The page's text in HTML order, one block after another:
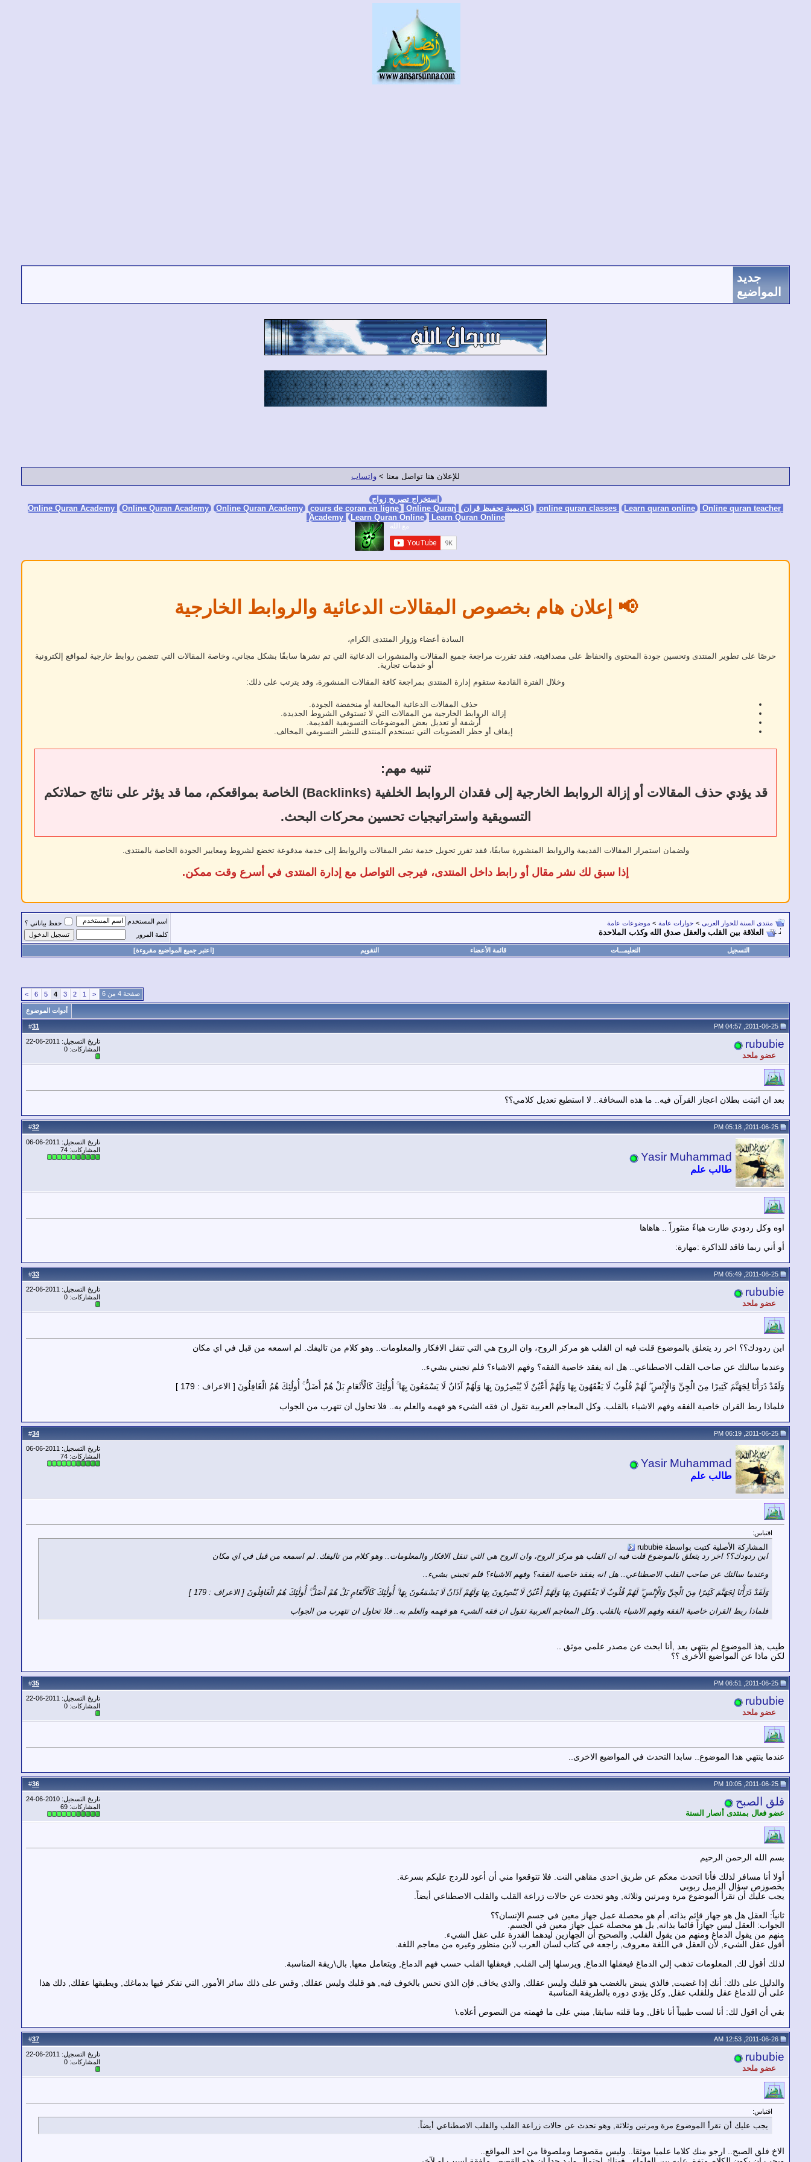
جديد
المواضيع
للإعلان هنا تواصل معنا > واتساب
استخراج تصريح زواج
Learn quran online Online quran teacher اكاديمية تحفيظ قران Online Quran Academy Online Quran Academy cours de coran en ligne Online Quran
Academy Learn Quran Online Learn Quran Online
📢 إعلان هام بخصوص المقالات الدعائية والروابط الخارجية
السادة أعضاء وزوار المنتدى الكرام،
حرصًا على تطوير المنتدى وتحسين جودة المحتوى والحفاظ على مصداقيته، فقد تقررت مراجعة جميع المقالات والمنشورات الدعائية التي تم نشرها سابقًا بشكل مجاني، وخاصة المقالات التي تتضمن روابط خارجية لمواقع إلكترونية
أو خدمات تجارية.
وخلال الفترة القادمة ستقوم إدارة المنتدى بمراجعة كافة المقالات المنشورة، وقد يترتب على ذلك:
حذف المقالات الدعائية المخالفة أو منخفضة الجودة.
إزالة الروابط الخارجية من المقالات التي لا تستوفي الشروط الجديدة.
أرشفة أو تعديل بعض الموضوعات التسويقية القديمة.
إيقاف أو حظر العضويات التي تستخدم المنتدى للنشر التسويقي المخالف.
تنبيه مهم:
قد يؤدي حذف المقالات أو إزالة الروابط الخارجية إلى فقدان الروابط الخلفية (Backlinks) الخاصة بمواقعكم، مما قد يؤثر على نتائج حملاتكم
التسويقية واستراتيجيات تحسين محركات البحث.
ولضمان استمرار المقالات القديمة والروابط المنشورة سابقًا، فقد تقرر تحويل خدمة نشر المقالات والروابط إلى خدمة مدفوعة تخضع لشروط ومعايير الجودة الخاصة بالمنتدى.
إذا سبق لك نشر مقال أو رابط داخل المنتدى، فيرجى التواصل مع إدارة المنتدى في أسرع وقت ممكن.
منتدى السنة للحوار العربى > حوارات عامة > موضوعات عامة
العلاقة بين القلب والعقل صدق الله وكذب الملاحدة
اسم المستخدم
حفظ بياناتي ؟
كلمة المرور
التسجيل التعليمـــات قائمة الأعضاء التقويم [اعتبر جميع المواضيع مقروءة]
صفحة 4 من 6 <
1
2
3
4
5
6
>
أدوات الموضوع
31
rububie
عضو ملحد
تاريخ التسجيل: 2011-06-22
المشاركات: 0
بعد ان اثبتت بطلان اعجاز القرآن فيه.. ما هذه السخافة.. لا استطيع تعديل كلامي؟؟
32
Yasir Muhammad
طالب علم
تاريخ التسجيل: 2011-06-06
المشاركات: 74
اوه وكل ردودي طارت هباءً منثوراً .. هاهاها
أو أني ربما فاقد للذاكرة :مهارة:
33
rububie
عضو ملحد
تاريخ التسجيل: 2011-06-22
المشاركات: 0
اين ردودك؟؟ اخر رد يتعلق بالموضوع قلت فيه ان القلب هو مركز الروح، وان الروح هي التي تنقل الافكار والمعلومات.. وهو كلام من تاليفك. لم اسمعه من قبل في اي مكان
وعندما سالتك عن صاحب القلب الاصطناعي.. هل انه يفقد خاصية الفقه؟ وفهم الاشياء؟ فلم تجبني بشيء..
وَلَقَدْ ذَرَأْنَا لِجَهَنَّمَ كَثِيرًا مِنَ الْجِنِّ وَالْإِنْسِ ۖ لَهُمْ قُلُوبٌ لَا يَفْقَهُونَ بِهَا وَلَهُمْ أَعْيُنٌ لَا يُبْصِرُونَ بِهَا وَلَهُمْ آذَانٌ لَا يَسْمَعُونَ بِهَا ۚ أُولَٰئِكَ كَالْأَنْعَامِ بَلْ هُمْ أَضَلُّ ۚ أُولَٰئِكَ هُمُ الْغَافِلُونَ [ الاعراف : 179 ]
فلماذا ربط القران خاصية الفقه وفهم الاشياء بالقلب. وكل المعاجم العربية تقول ان فقه الشيء هو فهمه والعلم به.. فلا تحاول ان تتهرب من الجواب
34
Yasir Muhammad
طالب علم
تاريخ التسجيل: 2011-06-06
المشاركات: 74
اقتباس:
المشاركة الأصلية كتبت بواسطة rububie
اين ردودك؟؟ اخر رد يتعلق بالموضوع قلت فيه ان القلب هو مركز الروح، وان الروح هي التي تنقل الافكار والمعلومات.. وهو كلام من تاليفك. لم اسمعه من قبل في اي مكان
وعندما سالتك عن صاحب القلب الاصطناعي.. هل انه يفقد خاصية الفقه؟ وفهم الاشياء؟ فلم تجبني بشيء..
وَلَقَدْ ذَرَأْنَا لِجَهَنَّمَ كَثِيرًا مِنَ الْجِنِّ وَالْإِنْسِ ۖ لَهُمْ قُلُوبٌ لَا يَفْقَهُونَ بِهَا وَلَهُمْ أَعْيُنٌ لَا يُبْصِرُونَ بِهَا وَلَهُمْ آذَانٌ لَا يَسْمَعُونَ بِهَا ۚ أُولَٰئِكَ كَالْأَنْعَامِ بَلْ هُمْ أَضَلُّ ۚ أُولَٰئِكَ هُمُ الْغَافِلُونَ [ الاعراف : 179 ]
فلماذا ربط القران خاصية الفقه وفهم الاشياء بالقلب. وكل المعاجم العربية تقول ان فقه الشيء هو فهمه والعلم به.. فلا تحاول ان تتهرب من الجواب
طيب ,هذ الموضوع لم ينتهي بعد ,أنا ابحث عن مصدر علمي موثق ..
لكن ماذا عن المواضيع الأخرى ؟؟
35
rububie
عضو ملحد
تاريخ التسجيل: 2011-06-22
المشاركات: 0
عندما ينتهي هذا الموضوع.. سابدا التحدث في المواضيع الاخرى..
36
فلق الصبح
عضو فعال بمنتدى أنصار السنة
تاريخ التسجيل: 2010-06-24
المشاركات: 69
بسم الله الرحمن الرحيم
أولا أنا مسافر لذلك فأنا اتحدث معكم عن طريق احدى مقاهي النت. فلا تتوقعوا مني أن أعود للردج عليكم بسرعة.
بخصوزص سؤال الزميل ربوبي
يجب عليك أن تقرأ الموضوع مرة ومرتين وثلاثة, وهو تحدث عن حالات زراعة القلب والقلب الاصطناعي أيضاً.
ثانياً: العقل هل هو جهاز قائم بذاته, أم هو محصلة عمل جهاز معين في جسم الإنسان؟؟
الجواب: العقل ليس جهازاً قائما بذاته, بل هو محصلة عمل جهاز معين في الجسم.
منهم من يقول الدماغ ومنهم من يقول القلب, والصحيح أن الجهازين ليدهما القدرة على عقل الشيء.
أقول عقل الشيء, لأن العقل في اللغة معروف, راجعه في كتاب لسان العرب لابن منظور وغيره من معاجم اللغة.
لذلك أقول لك, المعلومات تذهب إلي الدماغ فيعقلها الدماغ, ويرسلها إلى القلب, فيعقلها القلب حسب فهم الدماغ, ويتعامل معها, بال\ريقة المناسبة.
والدليل على ذلك: أنك إذا غضبت, فالذي ينبض بالغضب هو قلبك وليس عقلك, والذي يخاف, فإن الذي تحس بالخوف فيه, هو قلبك وليس عقلك, وقس على ذلك سائر الأمور, التي تفكر فيها بدماغك, ويطبقها عقلك, دلك هذا
على أن للدماغ عقل وللقلب عقل, وكل يؤدي دوره بالطريقة المناسبة
بقي أن اقول لك: أنا لست طبيباً أنا ناقل, وما قلته سابقا, مبني على ما فهمته من النصوص أعلاه.\
37
rububie
عضو ملحد
تاريخ التسجيل: 2011-06-22
المشاركات: 0
اقتباس:
يجب عليك أن تقرأ الموضوع مرة ومرتين وثلاثة, وهو تحدث عن حالات زراعة القلب والقلب الاصطناعي أيضاً.
الاخ فلق الصبح.. ارجو منك كلاما علميا موثقا.. وليس مقصوصا وملصوقا من احد المواقع..